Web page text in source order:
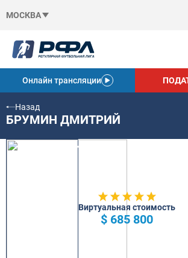
МОСКВА
Онлайн трансляции
Назад
БРУМИН ДМИТРИЙ
Виртуальная стоимость
$ 685 800